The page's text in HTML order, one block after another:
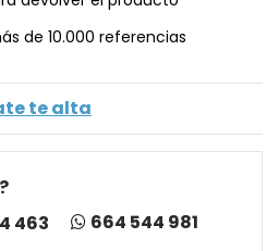
de 10.000 referencias
te alta
463 664 544 981